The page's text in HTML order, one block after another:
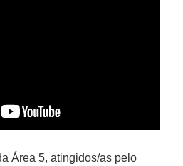
Área 5, atingidos/as pelo